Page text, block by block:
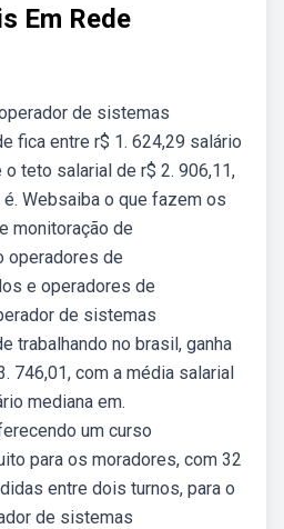
Em Rede
de sistemas
fica entre r$ 1. 624,29 salário
teto salarial de r$ 2. 906,11,
Websaiba o que fazem os
monitoração de
operadores de
e operadores de
de sistemas
trabalhando no brasil, ganha
746,01, com a média salarial
mediana em.
um curso
para os moradores, com 32
entre dois turnos, para o
de sistemas